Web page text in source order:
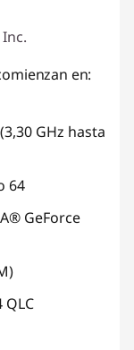
Inc.
en:
GHz hasta
64
GeForce
QLC